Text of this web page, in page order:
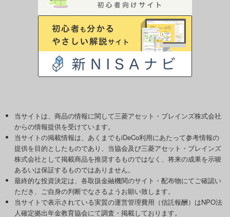
当サイトは、商品の情報に関して三菱アセット・ブレインズ株式会社
からの情報提供を受けています。
当サイトの掲載情報は、あくまでもiDeCo利用にあたって参考情報の
提供を目的としたものであり、当協会及び三菱アセット・ブレインズ
株式会社として掲載商品を推奨するものではなく、将来の成果を示唆
あるいは保証するものではありません。
最終的な投資決定は、各取扱金融機関のサイト・配布物にてご確認い
ただき、ご自身の判断でなさるようお願い致します。
当サイトで表示されている実質の運営管理費用（信託報酬）はNPO法
人確定拠出年金教育協会にて調査・掲載しております。